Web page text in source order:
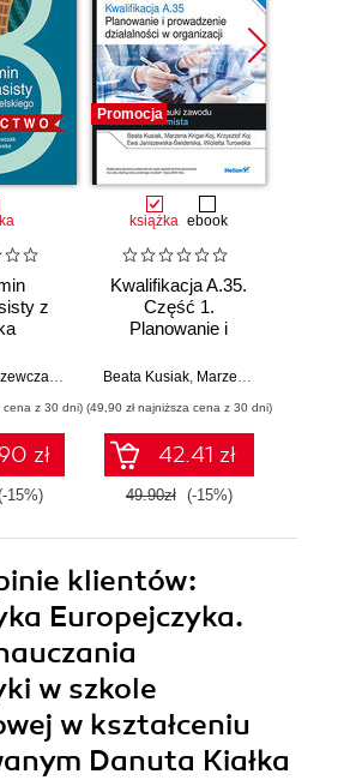
z
Anna Wiśniewska
cena z 30 dni)
zł
15%)
Promocja
książka ebook
Kwalifikacja A.35.
Część 1.
Planowanie i
działalności w
Podręcznik do
nauki zawodu
technik ekonomista
Beata Kusiak, Marzena Krigar-Koj
(49,90 zł najniższa cena z 30 dni)
42.41 zł
49.90zł (-15%)
klientów:
Europejczyka.
w szkole
w kształceniu
Danuta Kiałka